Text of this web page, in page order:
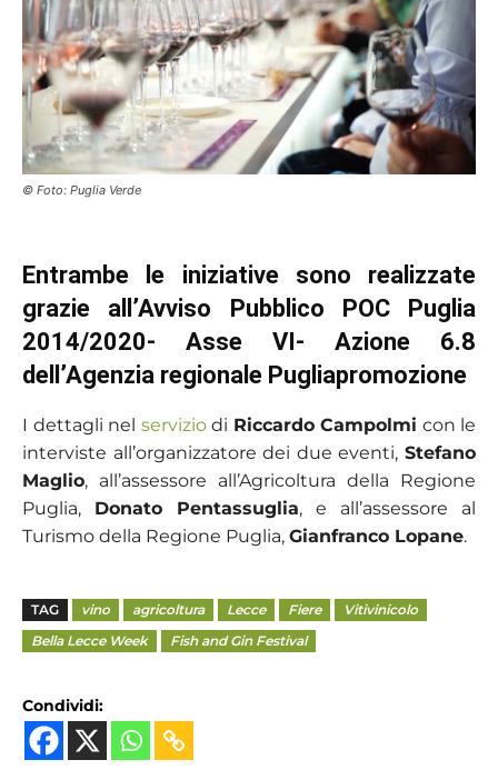
© Foto: Puglia Verde
Entrambe le iniziative sono realizzate
grazie all’Avviso Pubblico POC Puglia
2014/2020- Asse VI- Azione 6.8
dell’Agenzia regionale Pugliapromozione
I dettagli nel serviziodi Riccardo Campolmi con le
interviste all’organizzatore dei due eventi, Stefano
Maglio, all’assessore all’Agricoltura della Regione
Puglia, Donato Pentassuglia, e all’assessore al
Turismo della Regione Puglia, Gianfranco Lopane.
TAG vino agricoltura Lecce Fiere
Vitivinicolo
Bella Lecce Week
Fish and Gin Festival
Condividi: